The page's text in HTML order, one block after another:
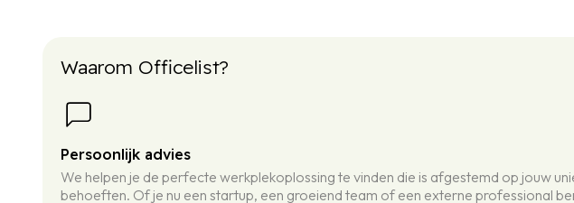
Waarom Officelist?
Persoonlijk advies
We helpen je de perfecte werkplekoplossing te vinden die is afgestemd op jouw
behoeften. Of je nu een startup, een groeiend team of een externe professional